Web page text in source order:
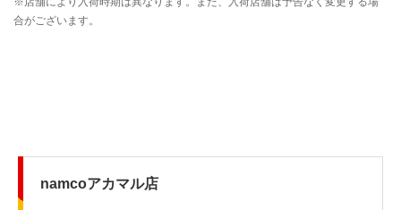
namcoアカマル店